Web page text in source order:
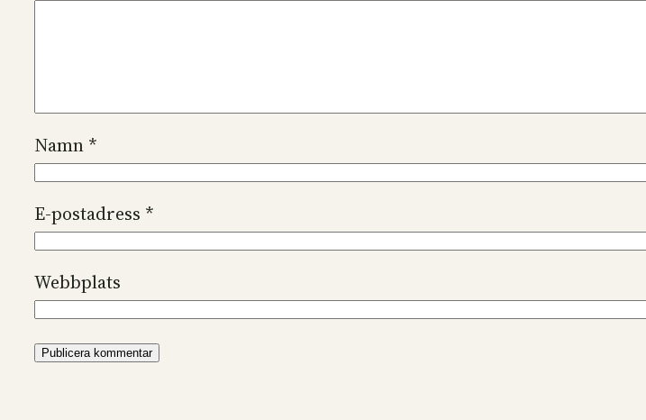
Namn *
E-postadress *
Webbplats